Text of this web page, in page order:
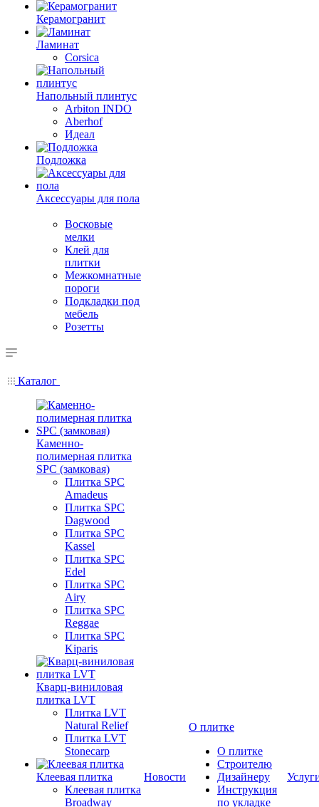
Керамогранит
Ламинат
Corsica
Напольный плинтус
Arbiton INDO
Aberhof
Идеал
Подложка
Аксессуары для пола
Восковые
мелки
Клей для
плитки
Межкомнатные
пороги
Подкладки под
мебель
Розетты
Каталог
Каменно-
полимерная плитка
SPC (замковая)
Плитка SPC
Amadeus
Плитка SPC
Dagwood
Плитка SPC
Kassel
Плитка SPC
Edel
Плитка SPC
Airy
Плитка SPC
Reggae
Плитка SPC
Kiparis
Кварц-виниловая
плитка LVT
Плитка LVT
Natural Relief
Плитка LVT
Stonecarp
Клеевая плитка
Клеевая плитка
Broadway
Новости
О плитке
О плитке
Строителю
Дизайнеру
Инструкция
по укладке